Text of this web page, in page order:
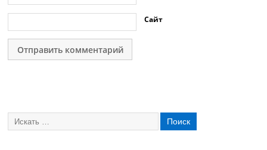
Сайт